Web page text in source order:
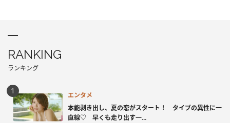
RANKING
ランキング
エンタメ
本能剥き出し、夏の恋がスタート！ タイプの異性に一
直線♡ 早くも走り出す一...